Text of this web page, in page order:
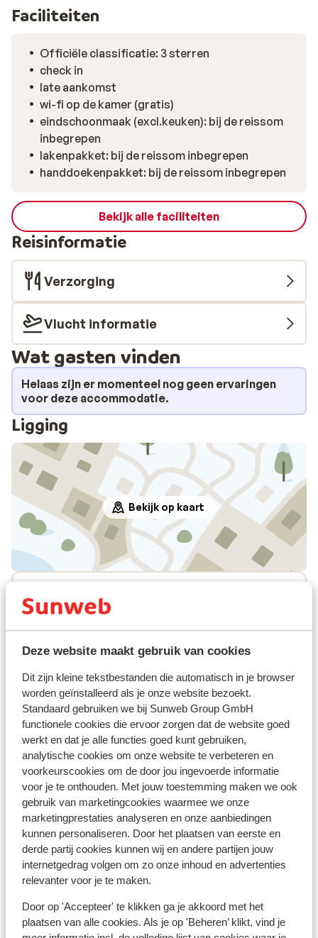
Deze website maakt gebruik van cookies
Dit zijn kleine tekstbestanden die automatisch in je browser
worden geïnstalleerd als je onze website bezoekt.
Standaard gebruiken we bij Sunweb Group GmbH
functionele cookies die ervoor zorgen dat de website goed
werkt en dat je alle functies goed kunt gebruiken,
analytische cookies om onze website te verbeteren en
voorkeurscookies om de door jou ingevoerde informatie
voor je te onthouden. Met jouw toestemming maken we ook
gebruik van marketingcookies waarmee we onze
marketingprestaties analyseren en onze aanbiedingen
kunnen personaliseren. Door het plaatsen van eerste en
derde partij cookies kunnen wij en andere partijen jouw
internetgedrag volgen om zo onze inhoud en advertenties
relevanter voor je te maken.
Door op 'Accepteer' te klikken ga je akkoord met het
plaatsen van alle cookies. Als je op 'Beheren’ klikt, vind je
makkelijk bereikbaar is. Ook het centrum van Tignes Le
Millonex is een fijne uitvalsbasis voor wie centraal wil
zitten, snel de piste op wil en ’s avonds het bruisende
Tignes wil ervaren — terwijl je uitkijkt op besneeuwde
daken en verlichte liften.
Faciliteiten
Officiële classificatie: 3 sterren
check in
late aankomst
wi-fi op de kamer (gratis)
eindschoonmaak (excl.keuken): bij de reissom
inbegrepen
lakenpakket: bij de reissom inbegrepen
handdoekenpakket: bij de reissom inbegrepen
Bekijk alle faciliteiten
Reisinformatie
Verzorging
Vlucht informatie
Wat gasten vinden
Helaas zijn er momenteel nog geen ervaringen
voor deze accommodatie.
Ligging
Bekijk op kaart
Centrum: 100 m
Winkels: 100 m
Skipas, -les en verhuur
Skipas
Skilessen
Skimateriaal
Andere accommodaties in Tignes - Val
d'Isère
Hotel Voulezvous